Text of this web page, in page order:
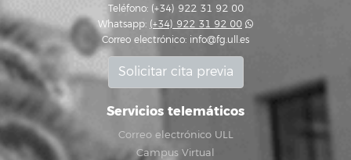
Teléfono: (+34) 922 31 92 00
Whatsapp: (+34) 922 31 92 00
Correo electrónico: info@fg.ull.es
Solicitar cita previa
Servicios telemáticos
Correo electrónico ULL
Campus Virtual